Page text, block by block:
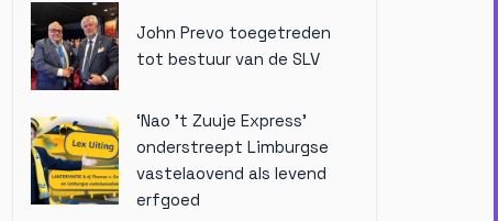
John Prevo toegetreden
tot bestuur van de SLV
‘Nao ’t Zuuje Express’
onderstreept Limburgse
vastelaovend als levend
erfgoed